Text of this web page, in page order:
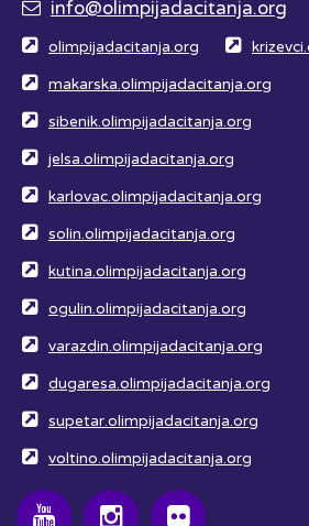
info@olimpijadacitanja.org
olimpijadacitanja.org
makarska.olimpijadacitanja.org
sibenik.olimpijadacitanja.org
jelsa.olimpijadacitanja.org
karlovac.olimpijadacitanja.org
solin.olimpijadacitanja.org
kutina.olimpijadacitanja.org
ogulin.olimpijadacitanja.org
varazdin.olimpijadacitanja.org
dugaresa.olimpijadacitanja.org
supetar.olimpijadacitanja.org
voltino.olimpijadacitanja.org